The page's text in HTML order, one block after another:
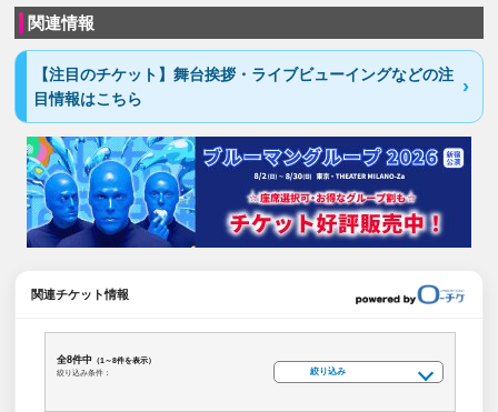
関連情報
【注目のチケット】舞台挨拶・ライブビューイングなどの注
目情報はこちら
関連チケット情報
全8件中 （1～8件を表示）
絞り込み条件：
絞り込み